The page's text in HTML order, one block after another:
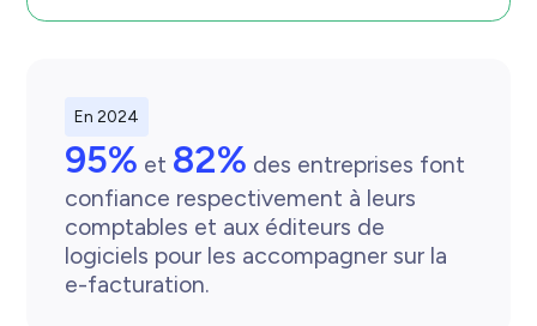
En 2024
95% et 82% des entreprises font
confiance respectivement à leurs
comptables et aux éditeurs de
logiciels pour les accompagner sur la
e-facturation.